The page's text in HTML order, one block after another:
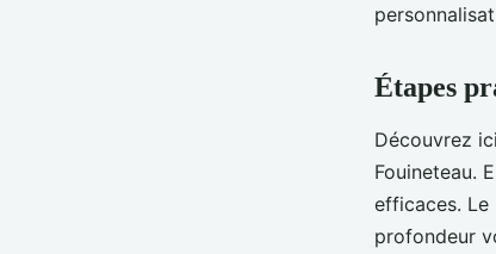
Étapes
Découvrez
Fouineteau.
efficaces.
profondeur